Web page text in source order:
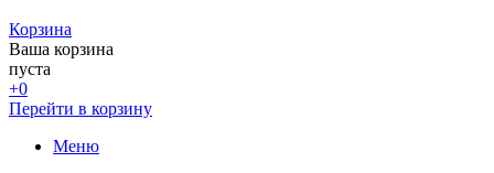
Корзина
Ваша корзина
пуста
+0
Перейти в корзину
Меню